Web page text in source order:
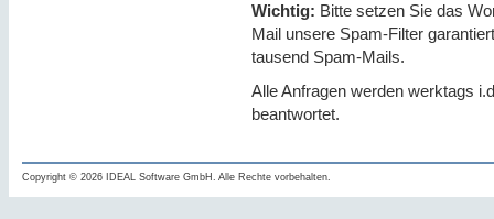
Wichtig: Bitte setzen Sie das
Mail unsere Spam-Filter
tausend Spam-Mails.
Alle Anfragen werden werktags
beantwortet.
Copyright © 2026 IDEAL Software GmbH. Alle Rechte vorbehalten.